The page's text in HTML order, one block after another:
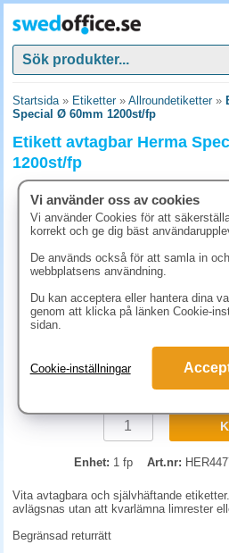
Startsida» Etiketter» Allroundetiketter»
Special Ø 60mm 1200st/fp
Etikett avtagbar Herma
1200st/fp
486.30 kr
Enhet: 1 fp Art.nr:
Vita avtagbara och självhäftande
avlägsnas utan att kvarlämna limrester
Begränsad returrätt
Vi använder oss av cookies
Vi använder Cookies för att
korrekt och ge dig bäst
De används också för att samla in
webbplatsens användning.
Du kan acceptera eller hantera dina
genom att klicka på länken Cookie-
sidan.
Cookie-inställningar